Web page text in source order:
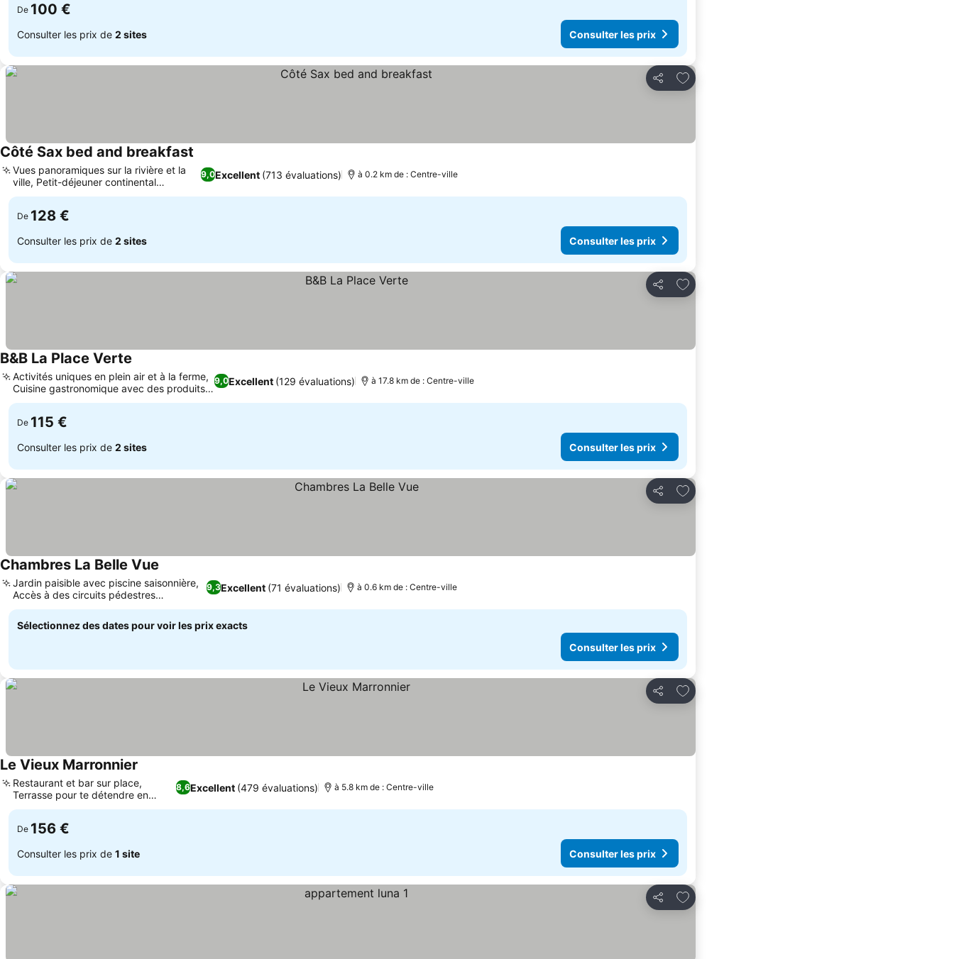
De 100 €
Consulter les prix de 2 sites Consulter les prix
Partager
Ajouter à mes favoris
Côté Sax bed and breakfast
9,0Excellent (713 évaluations)
Vues panoramiques sur la rivière et la
ville, Petit-déjeuner continental
exceptionnel
à 0.2 km de : Centre-ville
De 128 €
Consulter les prix de 2 sites Consulter les prix
Partager
Ajouter à mes favoris
B&B La Place Verte
9,0Excellent (129 évaluations)
Activités uniques en plein air et à la ferme,
Cuisine gastronomique avec des produits
locaux
à 17.8 km de : Centre-ville
De 115 €
Consulter les prix de 2 sites Consulter les prix
Partager
Ajouter à mes favoris
Chambres La Belle Vue
9,3Excellent (71 évaluations)
Jardin paisible avec piscine saisonnière,
Accès à des circuits pédestres
pittoresques
à 0.6 km de : Centre-ville
Sélectionnez des dates pour voir les prix exacts
Consulter les prix
Partager
Ajouter à mes favoris
Le Vieux Marronnier
8,6Excellent (479 évaluations)
Restaurant et bar sur place,
Terrasse pour te détendre en
extérieur
à 5.8 km de : Centre-ville
De 156 €
Consulter les prix de 1 site Consulter les prix
Partager
Ajouter à mes favoris